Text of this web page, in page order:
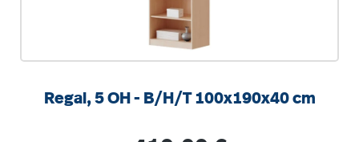
Regal, 5 OH - B/H/T 100x190x40 cm